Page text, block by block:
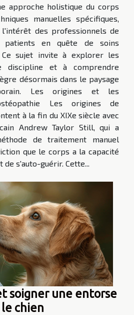
approche holistique du corps
manuelles spécifiques,
l'intérêt des professionnels de
en quête de soins
Ce sujet invite à explorer les
discipline et à comprendre
désormais dans le paysage
Les origines et les
Les origines de
à la fin du XIXe siècle avec
Andrew Taylor Still, qui a
de traitement manuel
que le corps a la capacité
s'auto-guérir. Cette...
soigner une entorse
chien